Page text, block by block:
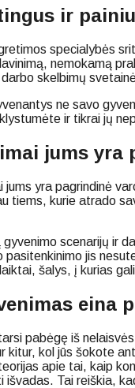
ir
specialybės
nemokamą
skelbimų
ne savo
ir tikrai jų
jums
yra pagrindinė
tiems, kurie atrado
scenarijų ir
pasitenkinimo jis
šalys, į kurias
eina
pabėgę iš
kitur, kol jūs šokote
apie tai, kaip
Tai reiškia,